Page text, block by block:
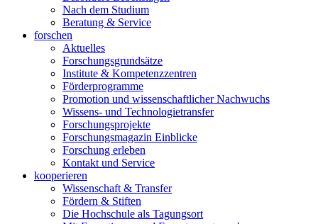
Nach dem Studium
Beratung & Service
forschen
Aktuelles
Forschungsgrundsätze
Institute & Kompetenzzentren
Förderprogramme
Promotion und wissenschaftlicher Nachwuchs
Wissens- und Technologietransfer
Forschungsprojekte
Forschungsmagazin Einblicke
Forschung erleben
Kontakt und Service
kooperieren
Wissenschaft & Transfer
Fördern & Stiften
Die Hochschule als Tagungsort